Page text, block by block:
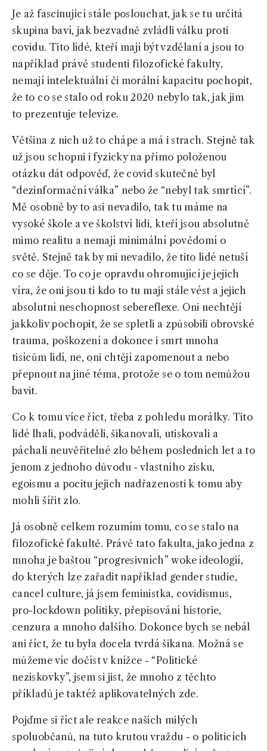
Je až fascinující stále poslouchat, jak se tu určitá
skupina baví, jak bezvadně zvládli válku proti
covidu. Tito lidé, kteří mají být vzdělaní a jsou to
například právě studenti filozofické fakulty,
nemají intelektuální či morální kapacitu pochopit,
že to co se stalo od roku 2020 nebylo tak, jak jim
to prezentuje televize.
Většina z nich už to chápe a má i strach. Stejně tak
už jsou schopni i fyzicky na přímo položenou
otázku dát odpověď, že covid skutečně byl
“dezinformační válka” nebo že “nebyl tak smrtící”.
Mě osobně by to asi nevadilo, tak tu máme na
vysoké škole a ve školství lidi, kteří jsou absolutně
mimo realitu a nemají minimální povědomí o
světě. Stejně tak by mi nevadilo, že tito lidé netuší
co se děje. To co je opravdu ohromující je jejich
víra, že oni jsou ti kdo to tu mají stále vést a jejich
absolutní neschopnost sebereflexe. Oni nechtějí
jakkoliv pochopit, že se spletli a způsobili obrovské
trauma, poškození a dokonce i smrt mnoha
tisícům lidí, ne, oni chtějí zapomenout a nebo
přepnout na jiné téma, protože se o tom nemůžou
bavit.
Co k tomu více říct, třeba z pohledu morálky. Tito
lidé lhali, podváděli, šikanovali, utiskovali a
páchali neuvěřitelné zlo během posledních let a to
jenom z jednoho důvodu - vlastního zisku,
egoismu a pocitu jejich nadřazenosti k tomu aby
mohli šířit zlo.
Já osobně celkem rozumím tomu, co se stalo na
filozofické fakultě. Právě tato fakulta, jako jedna z
mnoha je baštou “progresivních” woke ideologií,
do kterých lze zařadit například gender studie,
cancel culture, já jsem feministka, covidismus,
pro-lockdown politiky, přepisování historie,
cenzura a mnoho dalšího. Dokonce bych se nebál
ani říct, že tu byla docela tvrdá šikana. Možná se
můžeme víc dočíst v knížce - “Politické
neziskovky”, jsem si jist, že mnoho z těchto
příkladů je taktéž aplikovatelných zde.
Pojďme si říct ale reakce našich milých
spoluobčanů, na tuto krutou vraždu - o politicích